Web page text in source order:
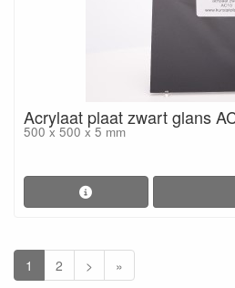
Acrylaat plaat zwart glans
500 x 500 x 5 mm
1 2 > »